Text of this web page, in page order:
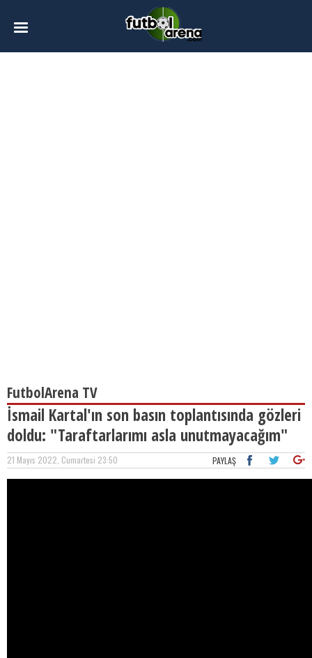
FutbolArena TV
İsmail Kartal'ın son basın toplantısında gözleri
doldu: "Taraftarlarımı asla unutmayacağım"
21 Mayıs 2022, Cumartesi 23:50 PAYLAŞ